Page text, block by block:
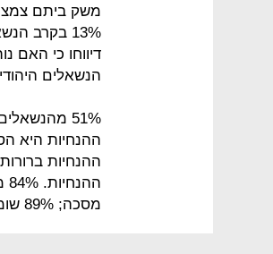
משק ביתם
הנשאלים היהודים (21% כלל
51%
ההנחיות
מסכה; 89% שומרים במידה רבה על היגיינה – שטיפת ידיים ושימוש בחומר חיטוי.